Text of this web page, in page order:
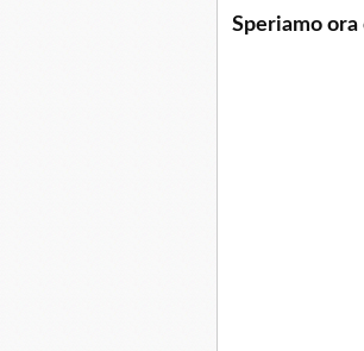
Speriamo ora